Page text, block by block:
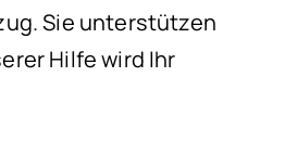
Sie unterstützen
Hilfe wird Ihr